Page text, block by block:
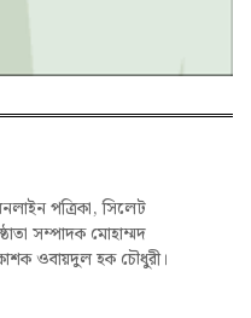
পত্রিকা, সিলেট
সম্পাদক মোহাম্মদ
ওবায়দুল হক চৌধুরী।